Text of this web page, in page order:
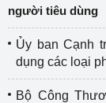
người tiêu dùng
Ủy ban Cạnh
dụng các loại
Bộ Công